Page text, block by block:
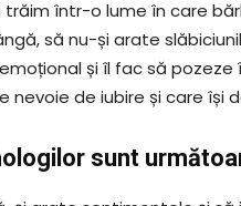
trăim într-o lume în care
să nu-și arate
și îl fac să pozeze
nevoie de iubire și care își
sunt